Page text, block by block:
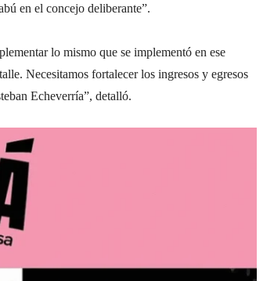
en el concejo deliberante”.
lo mismo que se implementó en ese
Necesitamos fortalecer los ingresos y egresos
Echeverría”, detalló.